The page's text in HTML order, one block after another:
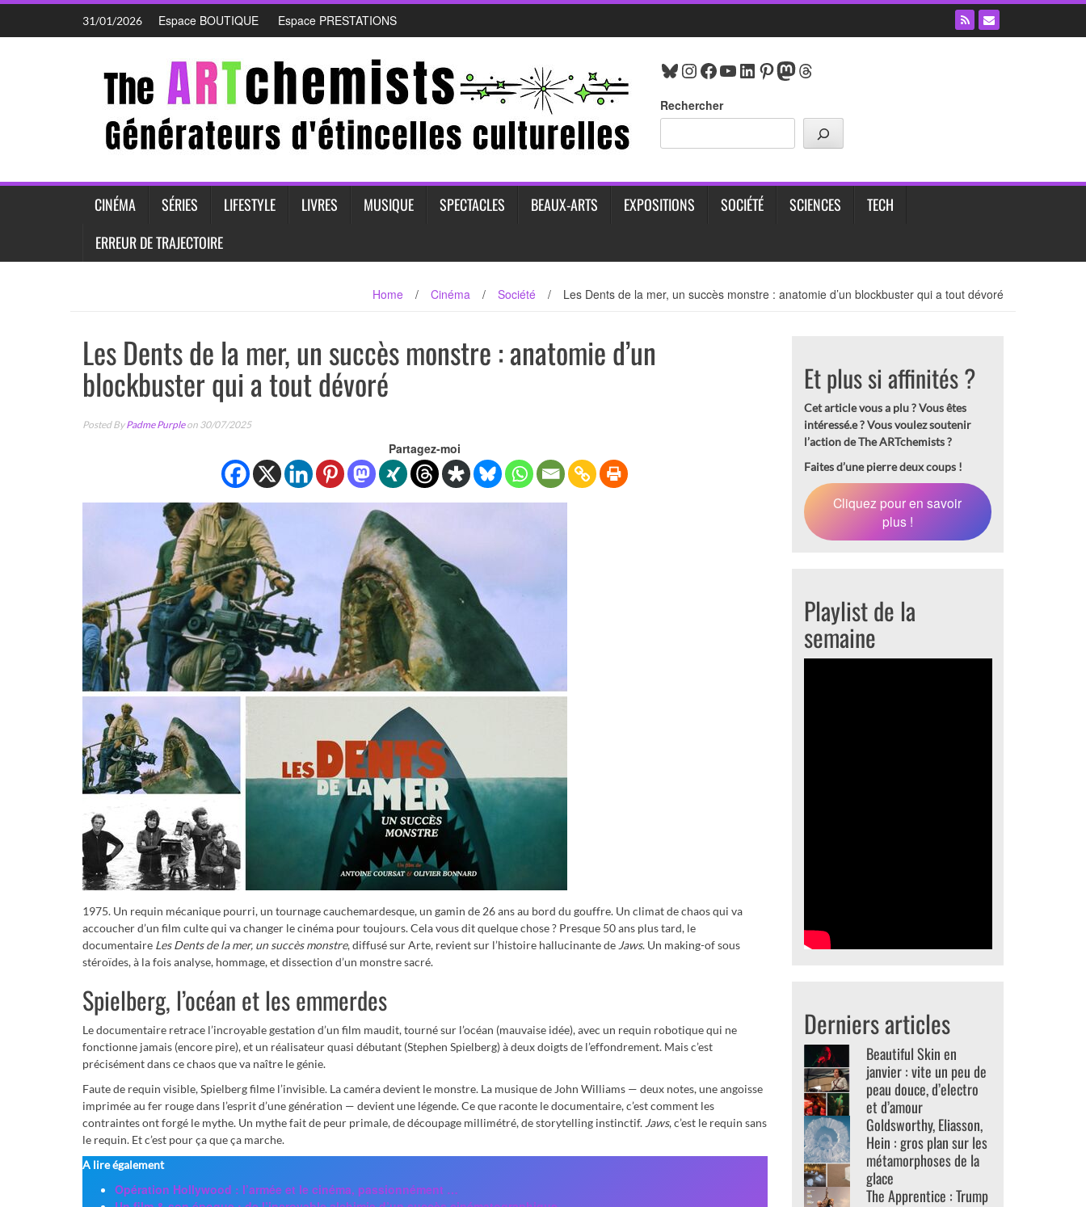
Skip
content
31/01/2026 Espace BOUTIQUE Espace PRESTATIONS
Bluesky
Instagram
Facebook
YouTube
LinkedIn
Pinterest
Mastodon
Threads
Rechercher
CINÉMA SÉRIES LIFESTYLE LIVRES MUSIQUE SPECTACLES BEAUX-ARTS EXPOSITIONS SOCIÉTÉ SCIENCES
TECH
ERREUR DE TRAJECTOIRE
Home / Cinéma / Société / Les Dents de la mer, un succès monstre : anatomie d’un blockbuster qui a tout dévoré
Les Dents de la mer, un succès monstre : anatomie d’un
blockbuster qui a tout dévoré
Posted ByPadme Purpleon 30/07/2025
Partagez-moi
1975. Un requin mécanique pourri, un tournage cauchemardesque, un gamin de 26 ans au bord du gouffre. Un climat de chaos qui va
accoucher d’un film culte qui va changer le cinéma pour toujours. Cela vous dit quelque chose ? Presque 50 ans plus tard, le
documentaire Les Dents de la mer, un succès monstre, diffusé sur Arte, revient sur l’histoire hallucinante de Jaws. Un making-of sous
stéroïdes, à la fois analyse, hommage, et dissection d’un monstre sacré.
Spielberg, l’océan et les emmerdes
Le documentaire retrace l’incroyable gestation d’un film maudit, tourné sur l’océan (mauvaise idée), avec un requin robotique qui ne
fonctionne jamais (encore pire), et un réalisateur quasi débutant (Stephen Spielberg) à deux doigts de l’effondrement. Mais c’est
précisément dans ce chaos que va naître le génie.
Faute de requin visible, Spielberg filme l’invisible. La caméra devient le monstre. La musique de John Williams — deux notes, une angoisse
imprimée au fer rouge dans l’esprit d’une génération — devient une légende. Ce que raconte le documentaire, c’est comment les
contraintes ont forgé le mythe. Un mythe fait de peur primale, de découpage millimétré, de storytelling instinctif. Jaws, c’est le requin sans
le requin. Et c’est pour ça que ça marche.
A lire également
Opération Hollywood : l’armée et le cinéma, passionnément …
Et plus si affinités ?
Cet article vous a plu ? Vous êtes
intéressé.e ? Vous voulez soutenir
l’action de The ARTchemists ?
Faites d’une pierre deux coups !
Cliquez pour en savoir
plus !
Playlist de la
semaine
Derniers articles
Beautiful Skin en
janvier : vite un peu de
peau douce, d’electro
et d’amour
Goldsworthy, Eliasson,
Hein : gros plan sur les
métamorphoses de la
glace
The Apprentice : Trump